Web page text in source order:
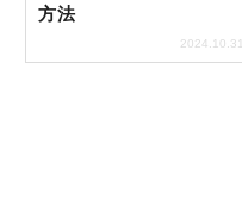
洗面所
方法
2024.10.31